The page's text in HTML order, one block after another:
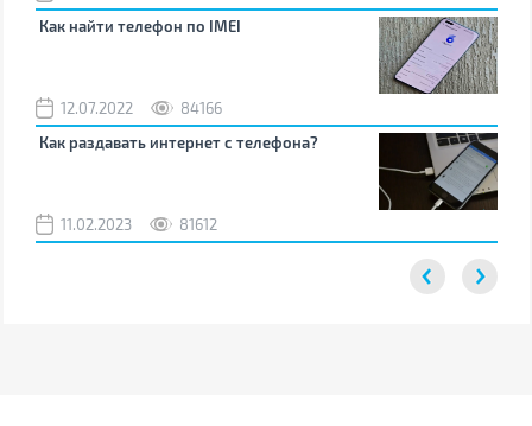
Как найти телефон по IMEI
12.07.2022
84166
Как раздавать интернет с телефона?
11.02.2023 81612